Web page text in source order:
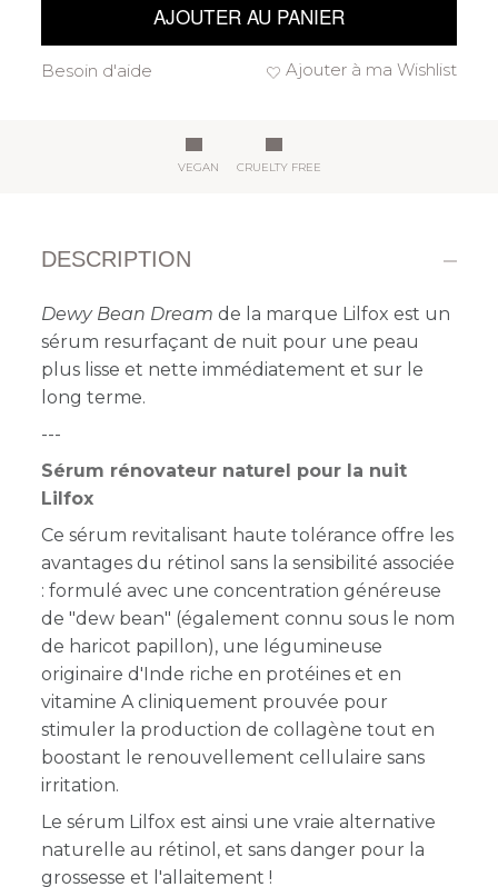
AJOUTER AU PANIER
Ajouter à ma Wishlist
Besoin d'aide
VEGAN CRUELTY FREE
DESCRIPTION
Dewy Bean Dreamde la marque Lilfox est un
sérum resurfaçant de nuit pour une peau
plus lisse et nette immédiatement et sur le
long terme.
---
Sérum rénovateur naturel pour la nuit
Lilfox
Ce sérum revitalisant haute tolérance offre les
avantages du rétinol sans la sensibilité associée
: formulé avec une concentration généreuse
de "dew bean" (également connu sous le nom
de haricot papillon), une légumineuse
originaire d'Inde riche en protéines et en
vitamine A cliniquement prouvée pour
stimuler la production de collagène tout en
boostant le renouvellement cellulaire sans
irritation.
Le sérum Lilfox est ainsi une vraie alternative
naturelle au rétinol, et sans danger pour la
grossesse et l'allaitement !